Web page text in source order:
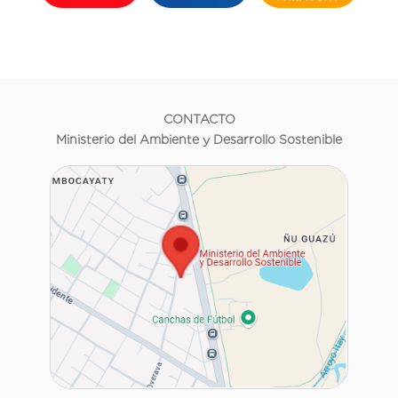
CONTACTO
Ministerio del Ambiente y Desarrollo Sostenible